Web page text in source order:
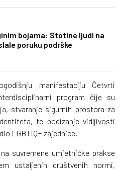
bojama: Stotine ljudi na
poruku podrške
manifestaciju Četvrti
program čije su
stvaranje sigurnih prostora za
te podizanje vidljivosti
LGBTIQ+ zajednice.
suvremene umjetničke prakse
ustaljenih društvenih normi,